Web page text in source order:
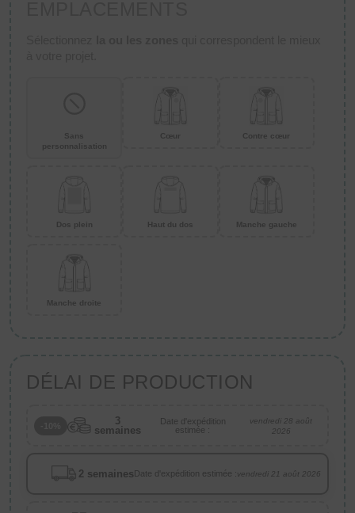
Sans
personnalisation
Cœur Contre cœur
Dos plein Haut du dos Manche gauche
Manche droite
DÉLAI DE PRODUCTION
3
semaines
Date d'expédition
estimée :
vendredi 28 août
2026
2 semaines Date d'expédition estimée :vendredi 21 août 2026